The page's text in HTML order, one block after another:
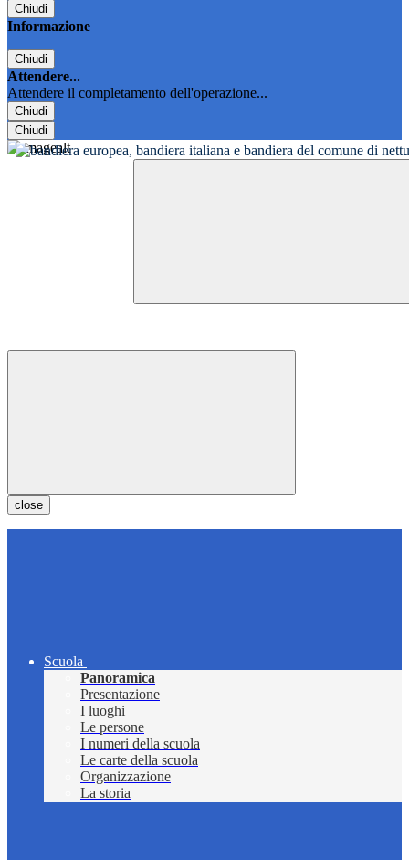
Chiudi
Informazione
Chiudi
Attendere...
Attendere il completamento dell'operazione...
Chiudi
Chiudi
close
Scuola
Panoramica
Presentazione
I luoghi
Le persone
I numeri della scuola
Le carte della scuola
Organizzazione
La storia